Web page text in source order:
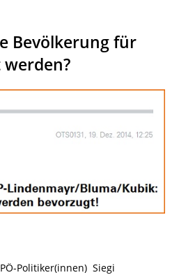
Bevölkerung für
Politiker(innen) Siegi